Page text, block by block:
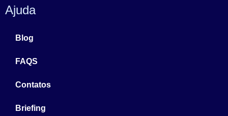
Ajuda
Blog
FAQS
Contatos
Briefing